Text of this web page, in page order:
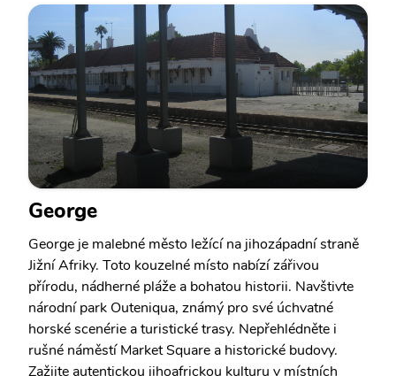
George
George je malebné město ležící na jihozápadní straně
Jižní Afriky. Toto kouzelné místo nabízí zářivou
přírodu, nádherné pláže a bohatou historii. Navštivte
národní park Outeniqua, známý pro své úchvatné
horské scenérie a turistické trasy. Nepřehlédněte i
rušné náměstí Market Square a historické budovy.
Zažijte autentickou jihoafrickou kulturu v místních